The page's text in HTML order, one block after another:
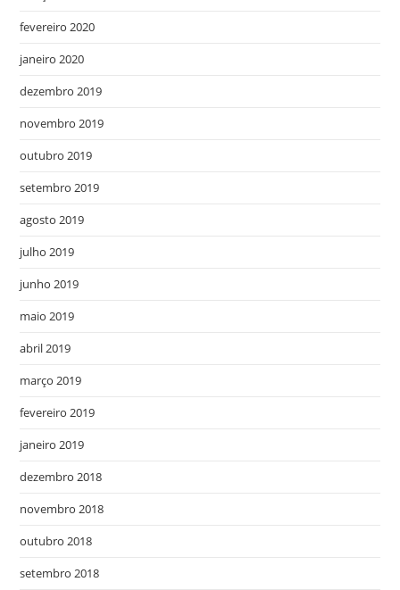
fevereiro 2020
janeiro 2020
dezembro 2019
novembro 2019
outubro 2019
setembro 2019
agosto 2019
julho 2019
junho 2019
maio 2019
abril 2019
março 2019
fevereiro 2019
janeiro 2019
dezembro 2018
novembro 2018
outubro 2018
setembro 2018